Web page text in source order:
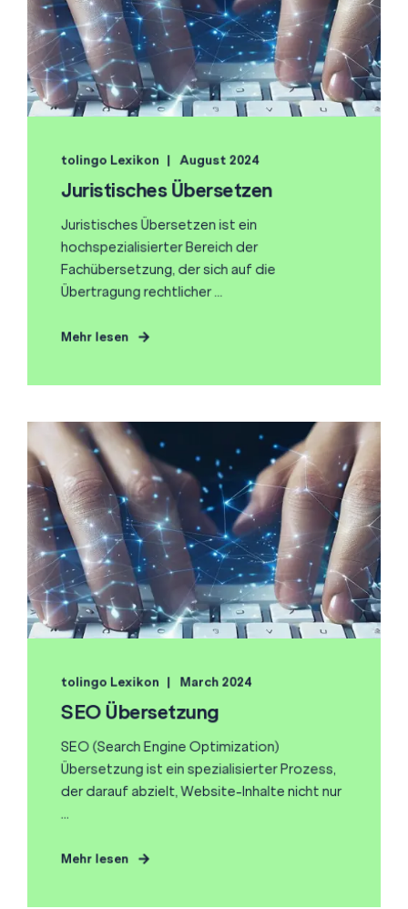
tolingo Lexikon August 2024
Juristisches Übersetzen
Juristisches Übersetzen ist ein
hochspezialisierter Bereich der
Fachübersetzung, der sich auf die
Übertragung rechtlicher ...
Mehr lesen
tolingo Lexikon March 2024
SEO Übersetzung
SEO (Search Engine Optimization)
Übersetzung ist ein spezialisierter Prozess,
der darauf abzielt, Website-Inhalte nicht nur
...
Mehr lesen